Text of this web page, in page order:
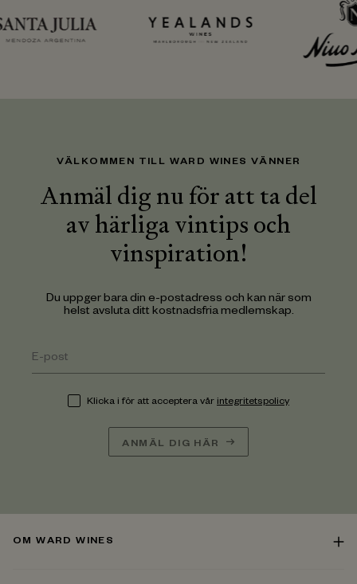
VÄLKOMMEN TILL WARD WINES VÄNNER
Anmäl dig nu för att ta del
av härliga vintips och
vinspiration!
Du uppger bara din e-postadress och kan när som
helst avsluta ditt kostnadsfria medlemskap.
Klicka i för att acceptera vår integritetspolicy
ANMÄL DIG HÄR
OM WARD WINES